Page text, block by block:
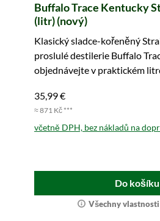
Buffalo Trace Kentucky
(litr) (nový)
Klasický sladce-kořeněný
proslulé destilerie Buffalo
objednávejte v praktickém
35,99 €
≈ 871 Kč ***
včetně DPH, bez nákladů na
Do košíku
Všechny